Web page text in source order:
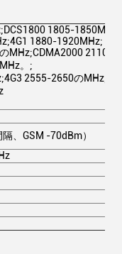
1805-1850MHz;
1880-1920MHz;
MHz;CDMA2000 2110-
。;
2555-2650のMHz;
、GSM -70dBm）